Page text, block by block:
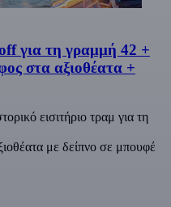
για τη γραμμή 42 +
στα αξιοθέατα +
εισιτήριο τραμ για τη
με δείπνο σε μπουφέ